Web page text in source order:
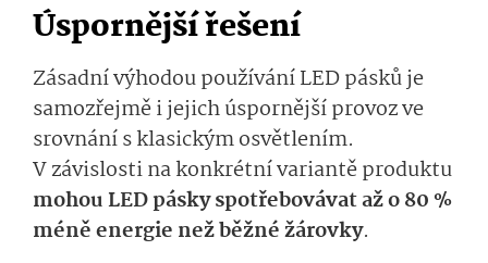
Úspornější řešení
Zásadní výhodou používání LED pásků je
samozřejmě i jejich úspornější provoz ve
srovnání s klasickým osvětlením.
V závislosti na konkrétní variantě produktu
mohou LED pásky spotřebovávat až o 80 %
méně energie než běžné žárovky.